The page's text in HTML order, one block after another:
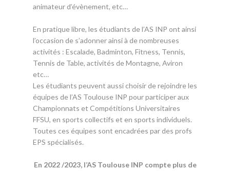
animateur d’évènement, etc…
En pratique libre, les étudiants de l’AS INP ont ainsi
l’occasion de s’adonner ainsi à de nombreuses
activités : Escalade, Badminton, Fitness, Tennis,
Tennis de Table, activités de Montagne, Aviron
etc…
Les étudiants peuvent aussi choisir de rejoindre les
équipes de l’AS Toulouse INP pour participer aux
Championnats et Compétitions Universitaires
FFSU, en sports collectifs et en sports individuels.
Toutes ces équipes sont encadrées par des profs
EPS spécialisés.
En 2022 /2023, l’AS Toulouse INP compte plus de